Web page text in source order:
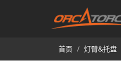
首页 灯臂&托盘